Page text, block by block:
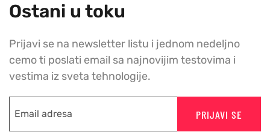
Ostani u toku
Prijavi se na newsletter listu i jednom nedeljno
cemo ti poslati email sa najnovijim testovima i
vestima iz sveta tehnologije.
PRIJAVI SE